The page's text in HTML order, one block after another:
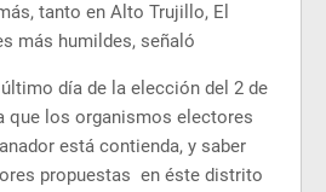
tanto en Alto Trujillo, El
más humildes, señaló
día de la elección del 2 de
que los organismos electores
está contienda, y saber
propuestas en éste distrito